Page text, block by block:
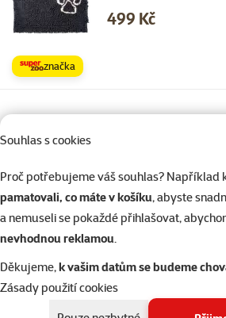
Souhlas s cookies
Proč potřebujeme váš souhlas? Například
pamatovali, co máte v košíku, abyste
a nemuseli se pokaždé přihlašovat,
nevhodnou reklamou.
Děkujeme,k vašim datům se budeme
Zásady použití cookies
Cena
499 Kč
značka
Skladem
Podložka Epic Pet
Hodnocení 0%
Cena
1 049 Kč
značka